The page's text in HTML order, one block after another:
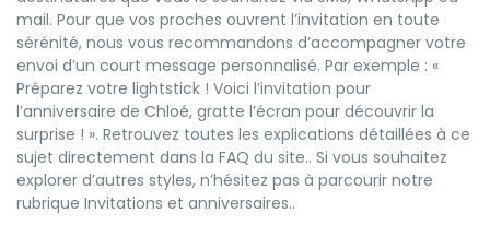
mail. Pour que vos proches ouvrent l’invitation en toute
sérénité, nous vous recommandons d’accompagner votre
envoi d’un court message personnalisé. Par exemple : «
Préparez votre lightstick ! Voici l’invitation pour
l’anniversaire de Chloé, gratte l’écran pour découvrir la
surprise ! ». Retrouvez toutes les explications détaillées à ce
sujet directement dans la FAQ du site.. Si vous souhaitez
explorer d’autres styles, n’hésitez pas à parcourir notre
rubrique Invitations et anniversaires..